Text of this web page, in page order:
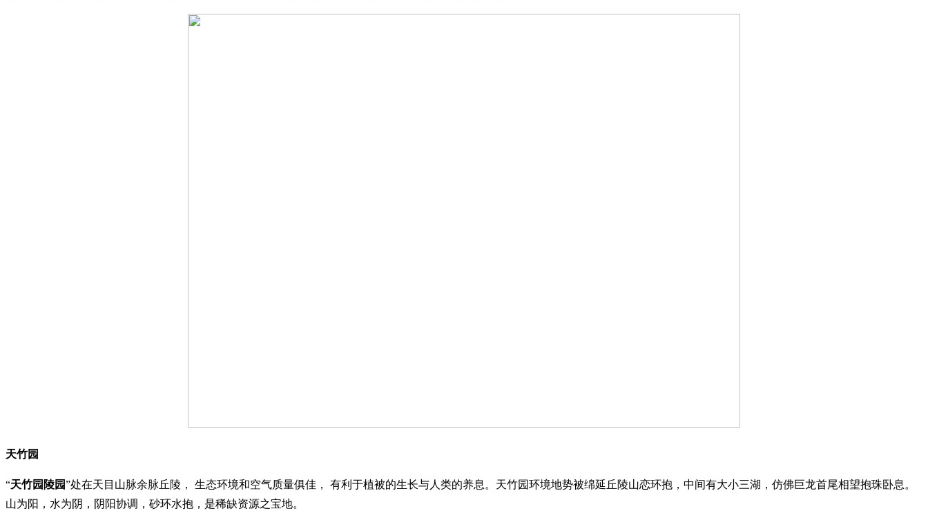
天竹园
“天竹园陵园”处在天目山脉余脉丘陵， 生态环境和空气质量俱佳， 有利于植被的生长与人类的养息。天竹园环境地势被绵延丘陵山恋环抱，中间有大小三湖，仿佛巨龙首尾相望抱珠卧息。
山为阳，水为阴，阴阳协调，砂环水抱，是稀缺资源之宝地。